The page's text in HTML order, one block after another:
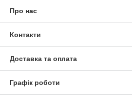
Про нас
Контакти
Доставка та оплата
Графік роботи